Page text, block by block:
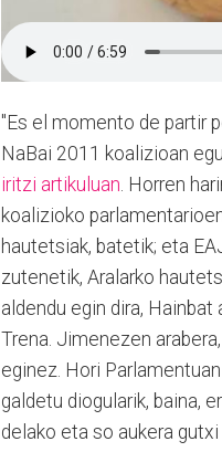
"Es el momento de partir
NaBai 2011 koalizioan
iritzi artikuluan. Horren
koalizioko
hautetsiak, batetik; eta
zutenetik, Aralarko
aldendu egin dira, Hainbat
Trena. Jimenezen
eginez. Hori
galdetu diogularik, baina,
delako eta so aukera